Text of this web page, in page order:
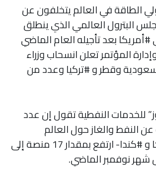
الطاقة في العالم يتخلفون عن
البترول العالمي الذي ينطلق
#أمريكا بعد تأجيله العام الماضي
المؤتمر تعلن انسحاب وزراء
وقطر و #تركيا وعدد من
للخدمات النفطية تقول إن عدد
النفط والغاز حول العالم
-باستثناء أمريكا و #كندا- ارتفع بمقدار 17 منصة إلى